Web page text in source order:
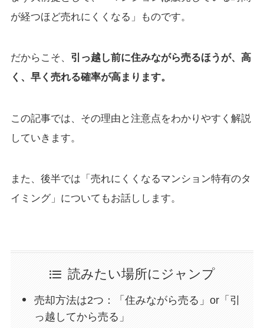
が経つほど売れにくくなる」ものです。
だからこそ、 引っ越し前に住みながら売るほうが、高
く、早く売れる確率が高まります。
この記事では、その理由と注意点をわかりやすく解説
していきます。
また、後半では「売れにくくなるマンション特有のタ
イミング」についてもお話しします。
読みたい場所にジャンプ
売却方法は2つ：「住みながら売る」or「引
っ越してから売る」